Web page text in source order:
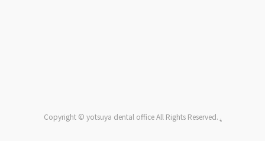
Copyright © yotsuya dental office All Rights Reserved. .